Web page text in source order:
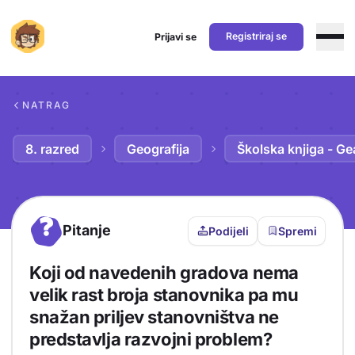
Prijavi se Registriraj se
NATRAG
8. razred Geografija Školska knjiga -
? Pitanje Podijeli Spremi
Koji od navedenih gradova nema
velik rast broja stanovnika pa mu
snažan priljev stanovništva ne
predstavlja razvojni problem?